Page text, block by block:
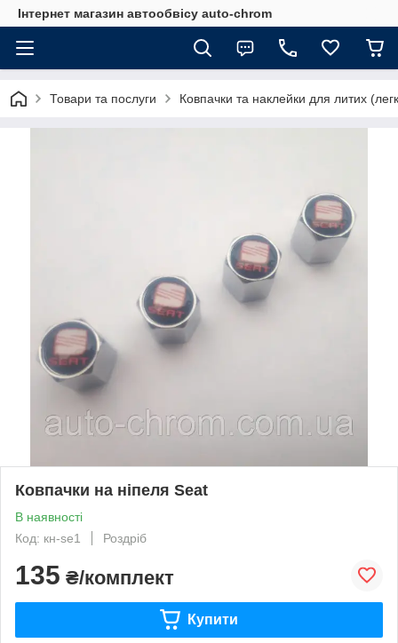
Інтернет магазин автообвісу auto-chrom
Товари та послуги Ковпачки та наклейки для литих
Ковпачки на ніпеля Seat
В наявності
Код: кн-se1
Роздріб
135 ₴/комплект
Купити